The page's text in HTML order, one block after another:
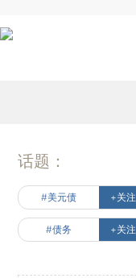
话题：
#美元债 +关注
#债务 +关注